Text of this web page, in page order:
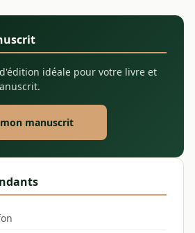
idéale pour votre livre et
manuscrit